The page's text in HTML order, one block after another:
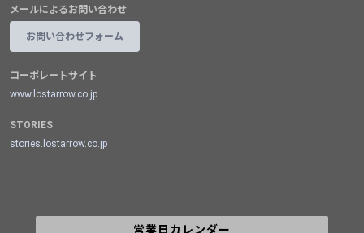
メールによるお問い合わせ
お問い合わせフォーム
コーポレートサイト
www.lostarrow.co.jp
STORIES
stories.lostarrow.co.jp
営業日カレンダー